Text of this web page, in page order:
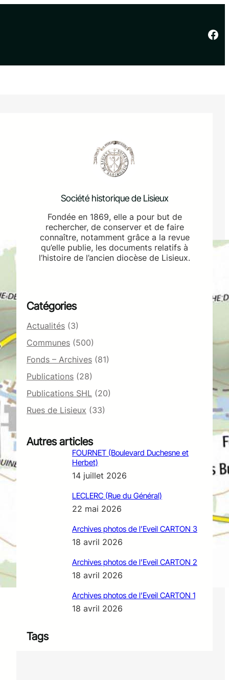
Facebook
Société historique de Lisieux
Fondée en 1869, elle a pour but de
rechercher, de conserver et de faire
connaître, notamment grâce a la revue
qu’elle publie, les documents relatifs à
l’histoire de l’ancien diocèse de Lisieux.
Catégories
Actualités (3)
Communes (500)
Fonds – Archives (81)
Publications (28)
Publications SHL (20)
Rues de Lisieux (33)
Autres articles
FOURNET (Boulevard Duchesne et
Herbet)
14 juillet 2026
LECLERC (Rue du Général)
22 mai 2026
Archives photos de l’Eveil CARTON 3
18 avril 2026
Archives photos de l’Eveil CARTON 2
18 avril 2026
Archives photos de l’Eveil CARTON 1
18 avril 2026
Tags